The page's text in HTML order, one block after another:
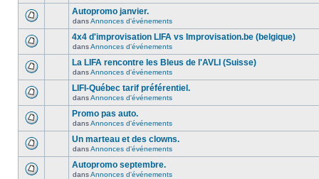
Autopromo janvier.
dansAnnonces d'événements
4x4 d'improvisation LIFA vs Improvisation.be (belgique)
dansAnnonces d'événements
La LIFA rencontre les Bleus de l'AVLI (Suisse)
dansAnnonces d'événements
LIFI-Québec tarif préférentiel.
dansAnnonces d'événements
Promo pas auto.
dansAnnonces d'événements
Un marteau et des clowns.
dansAnnonces d'événements
Autopromo septembre.
dansAnnonces d'événements